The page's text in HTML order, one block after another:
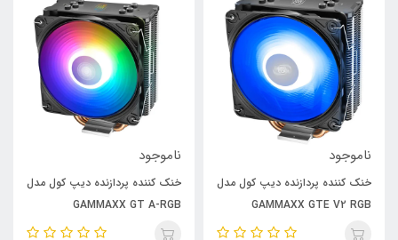
ناموجود
خنک کننده پردازنده دیپ کول مدل
GAMMAXX GTE V2 RGB
ناموجود
خنک کننده پردازنده دیپ کول مدل
GAMMAXX GT A-RGB